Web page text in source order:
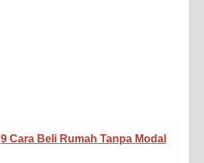
9 Cara Beli Rumah Tanpa Modal